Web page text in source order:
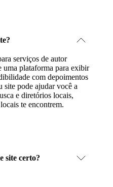
serviços de autor
uma plataforma para exibir
com depoimentos
site pode ajudar você a
e diretórios locais,
te encontrem.
site certo?